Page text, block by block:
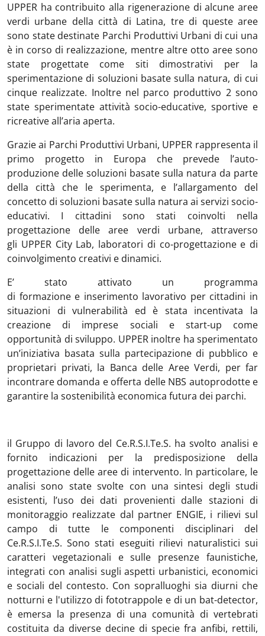
UPPER ha contribuito alla rigenerazione di alcune aree
verdi urbane della città di Latina, tre di queste aree
sono state destinate Parchi Produttivi Urbani di cui una
è in corso di realizzazione, mentre altre otto aree sono
state progettate come siti dimostrativi per la
sperimentazione di soluzioni basate sulla natura, di cui
cinque realizzate. Inoltre nel parco produttivo 2 sono
state sperimentate attività socio-educative, sportive e
ricreative all’aria aperta.
Grazie ai Parchi Produttivi Urbani, UPPER rappresenta il
primo progetto in Europa che prevede l’auto-
produzione delle soluzioni basate sulla natura da parte
della città che le sperimenta, e l’allargamento del
concetto di soluzioni basate sulla natura ai servizi socio-
educativi. I cittadini sono stati coinvolti nella
progettazione delle aree verdi urbane, attraverso
gli UPPER City Lab, laboratori di co-progettazione e di
coinvolgimento creativi e dinamici.
E’ stato attivato un programma
di formazione e inserimento lavorativo per cittadini in
situazioni di vulnerabilità ed è stata incentivata la
creazione di imprese sociali e start-up come
opportunità di sviluppo. UPPER inoltre ha sperimentato
un’iniziativa basata sulla partecipazione di pubblico e
proprietari privati, la Banca delle Aree Verdi, per far
incontrare domanda e offerta delle NBS autoprodotte e
garantire la sostenibilità economica futura dei parchi.
il Gruppo di lavoro del Ce.R.S.I.Te.S. ha svolto analisi e
fornito indicazioni per la predisposizione della
progettazione delle aree di intervento. In particolare, le
analisi sono state svolte con una sintesi degli studi
esistenti, l’uso dei dati provenienti dalle stazioni di
monitoraggio realizzate dal partner ENGIE, i rilievi sul
campo di tutte le componenti disciplinari del
Ce.R.S.I.Te.S. Sono stati eseguiti rilievi naturalistici sui
caratteri vegetazionali e sulle presenze faunistiche,
integrati con analisi sugli aspetti urbanistici, economici
e sociali del contesto. Con sopralluoghi sia diurni che
notturni e l'utilizzo di fototrappole e di un bat-detector,
è emersa la presenza di una comunità di vertebrati
costituita da diverse decine di specie fra anfibi, rettili,